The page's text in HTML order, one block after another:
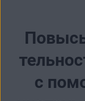
с